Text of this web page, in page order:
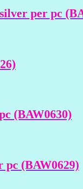
per pc
(BAW0630)
(BAW0629)